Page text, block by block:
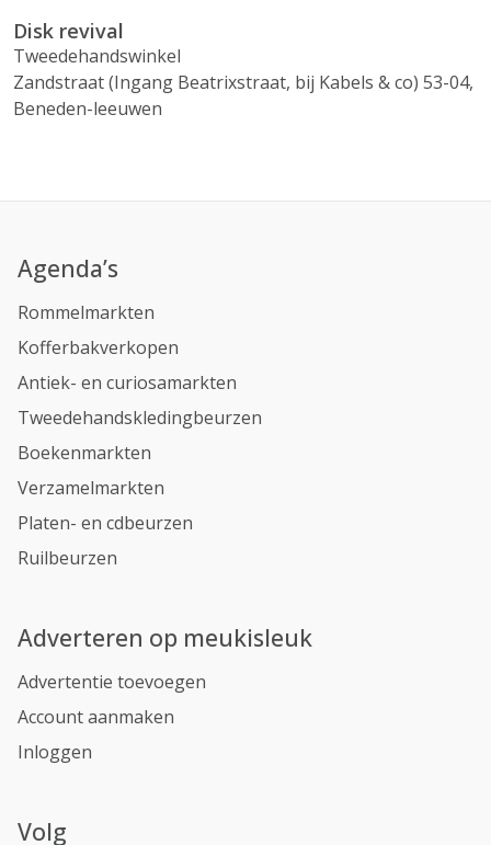
Disk revival
Tweedehandswinkel
Zandstraat (Ingang Beatrixstraat, bij Kabels & co) 53-04,
Beneden-leeuwen
Agenda’s
Rommelmarkten
Kofferbakverkopen
Antiek- en curiosamarkten
Tweedehandskledingbeurzen
Boekenmarkten
Verzamelmarkten
Platen- en cdbeurzen
Ruilbeurzen
Adverteren op meukisleuk
Advertentie toevoegen
Account aanmaken
Inloggen
Volg